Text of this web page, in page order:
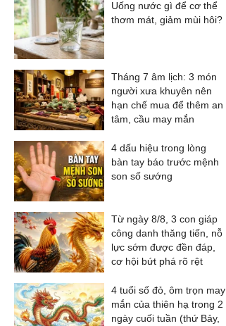
Uống nước gì để cơ thể
thơm mát, giảm mùi hôi?
Tháng 7 âm lịch: 3 món
người xưa khuyên nên
hạn chế mua để thêm an
tâm, cầu may mắn
4 dấu hiệu trong lòng
bàn tay báo trước mệnh
son số sướng
Từ ngày 8/8, 3 con giáp
công danh thăng tiến, nỗ
lực sớm được đền đáp,
cơ hội bứt phá rõ rệt
4 tuổi số đỏ, ôm trọn may
mắn của thiên hạ trong 2
ngày cuối tuần (thứ Bảy,